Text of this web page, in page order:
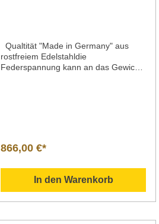
Qualtität "Made in Germany" aus
rostfreiem Edelstahldie
Federspannung kann an das Gewicht
866,00 €*
In den Warenkorb